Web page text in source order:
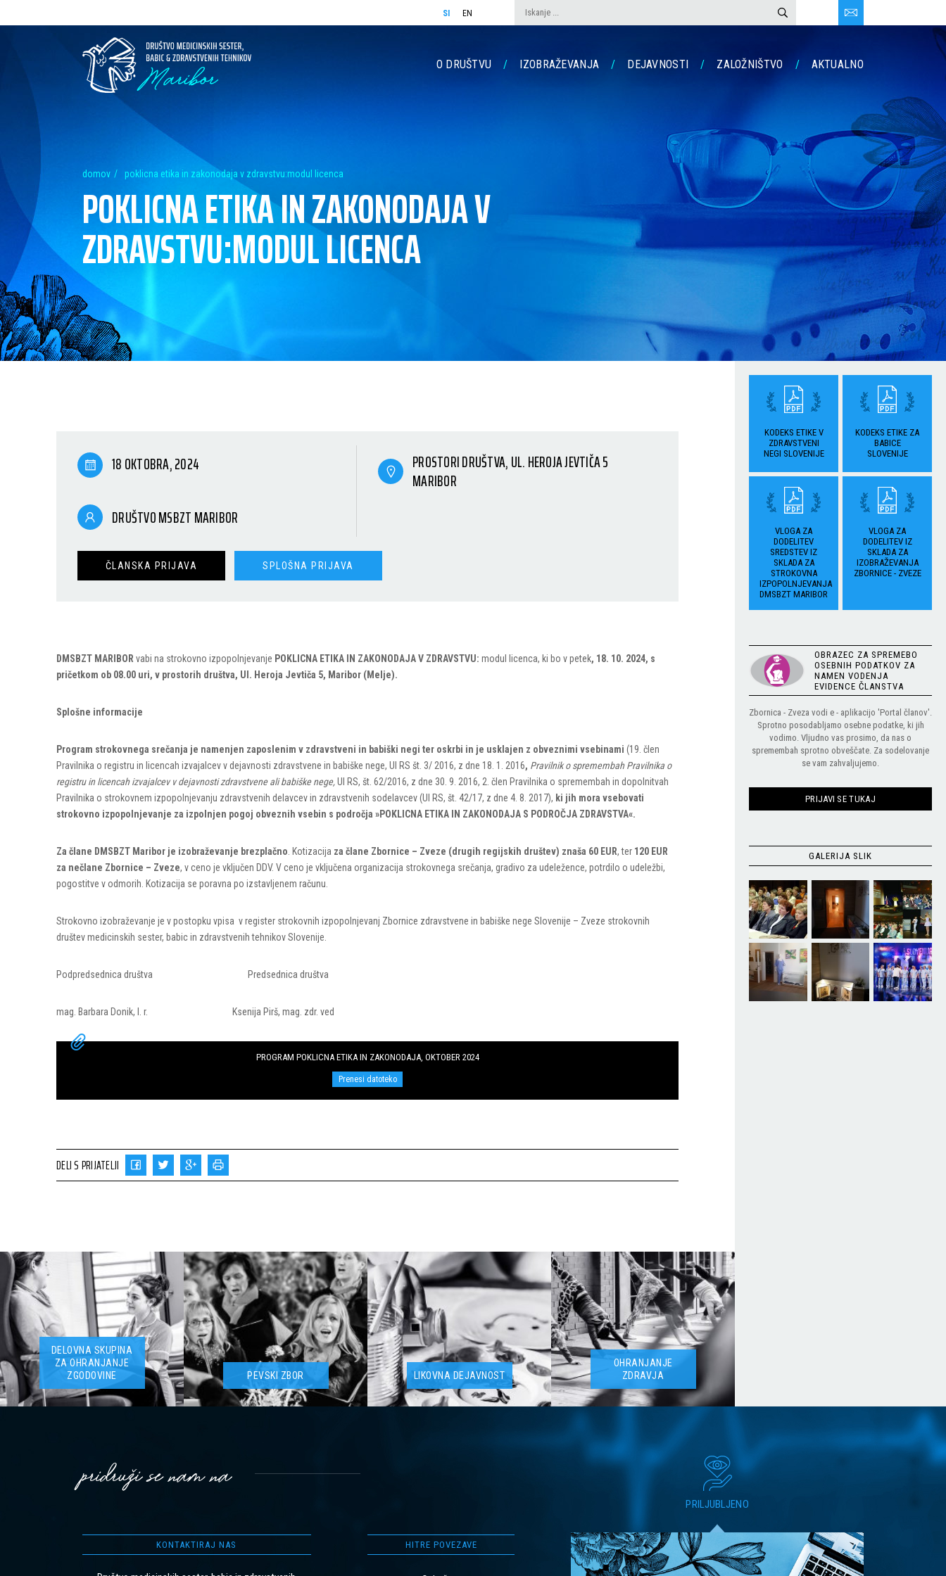
SI EN
O DRUŠTVU IZOBRAŽEVANJA DEJAVNOSTI ZALOŽNIŠTVO AKTUALNO
domov poklicna etika in zakonodaja v zdravstvu:modul licenca
POKLICNA ETIKA IN ZAKONODAJA V
ZDRAVSTVU:MODUL LICENCA
18 OKTOBRA, 2024
PROSTORI DRUŠTVA, UL. HEROJA JEVTIČA 5
MARIBOR
DRUŠTVO MSBZT MARIBOR
ČLANSKA PRIJAVA SPLOŠNA PRIJAVA
DMSBZT MARIBOR vabi na strokovno izpopolnjevanje POKLICNA ETIKA IN ZAKONODAJA V ZDRAVSTVU:modul licenca, ki bo v petek, 18. 10. 2024, s
pričetkom ob 08.00 uri,v prostorih društva, Ul. Heroja Jevtiča 5, Maribor (Melje).
Splošne informacije
Program strokovnega srečanja je namenjen zaposlenim v zdravstveni in babiški negi ter oskrbi in je usklajen z obveznimi vsebinami(19. člen
Pravilnika o registru in licencah izvajalcev v dejavnosti zdravstvene in babiške nege, Ul RS št. 3/ 2016, z dne 18. 1. 2016, Pravilnik o spremembah Pravilnika o
registru in licencah izvajalcev v dejavnosti zdravstvene ali babiške nege,Ul RS, št. 62/2016, z dne 30. 9. 2016, 2. člen Pravilnika o spremembah in dopolnitvah
Pravilnika o strokovnem izpopolnjevanju zdravstvenih delavcev in zdravstvenih sodelavcev (Ul RS, št. 42/17, z dne 4. 8. 2017), ki jih mora vsebovati
strokovno izpopolnjevanje za izpolnjen pogoj obveznih vsebin s področja »POKLICNA ETIKA IN ZAKONODAJA S PODROČJA ZDRAVSTVA«.
Za člane DMSBZT Maribor je izobraževanje brezplačno . Kotizacija za člane Zbornice – Zveze (drugih regijskih društev) znaša 60 EUR, ter 120 EUR
za nečlane Zbornice – Zveze, v ceno je vključen DDV. V ceno je vključena organizacija strokovnega srečanja, gradivo za udeležence, potrdilo o udeležbi,
pogostitve v odmorih. Kotizacija se poravna po izstavljenem računu.
Strokovno izobraževanje je v postopku vpisa v register strokovnih izpopolnjevanj Zbornice zdravstvene in babiške nege Slovenije – Zveze strokovnih
društev medicinskih sester, babic in zdravstvenih tehnikov Slovenije.
Podpredsednica društva Predsednica društva
mag. Barbara Donik, l. r. Ksenija Pirš, mag. zdr. ved
PROGRAM POKLICNA ETIKA IN ZAKONODAJA, OKTOBER 2024
Prenesi datoteko
DELI S PRIJATELJI
DELOVNA SKUPINA
ZA OHRANJANJE
ZGODOVINE
PEVSKI ZBOR LIKOVNA DEJAVNOST
OHRANJANJE
ZDRAVJA
KODEKS ETIKE V
ZDRAVSTVENI
NEGI SLOVENIJE
KODEKS ETIKE ZA
BABICE
SLOVENIJE
VLOGA ZA
DODELITEV
SREDSTEV IZ
SKLADA ZA
STROKOVNA
IZPOPOLNJEVANJA
DMSBZT MARIBOR
VLOGA ZA
DODELITEV IZ
SKLADA ZA
IZOBRAŽEVANJA
ZBORNICE - ZVEZE
OBRAZEC ZA SPREMEBO
OSEBNIH PODATKOV ZA
NAMEN VODENJA
EVIDENCE ČLANSTVA
Zbornica - Zveza vodi e - aplikacijo 'Portal članov'.
Sprotno posodabljamo osebne podatke, ki jih
vodimo. Vljudno vas prosimo, da nas o
spremembah sprotno obveščate. Za sodelovanje
se vam zahvaljujemo.
PRIJAVI SE TUKAJ
GALERIJA SLIK
pridruži se nam na
KONTAKTIRAJ NAS HITRE POVEZAVE
PRILJUBLJENO